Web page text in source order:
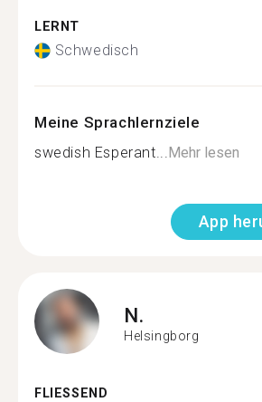
LERNT
Schwedisch
Meine Sprachlernziele
swedish Esperant...Mehr lesen
App
N.
Helsingborg
FLIESSEND